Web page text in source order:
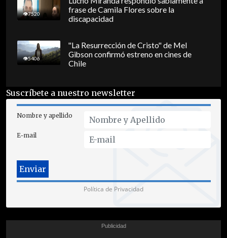
7520
frase de Camila Flores sobre la
discapacidad
5406
"La Resurrección de Cristo" de Mel
Gibson confirmó estreno en cines de
Chile
Suscríbete a nuestro newsletter
Nombre y apellido
E-mail
Política de Privacidad